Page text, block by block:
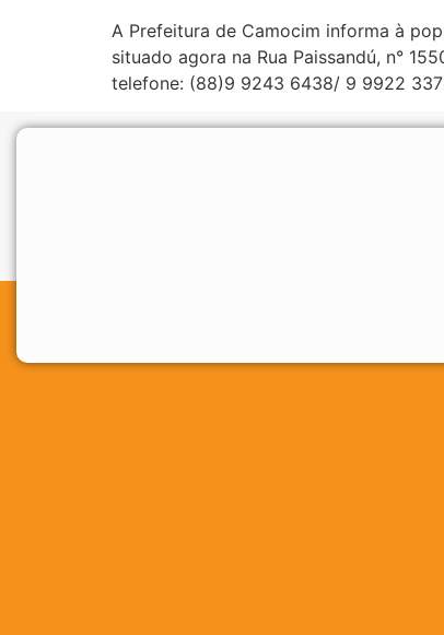
A Prefeitura de Camocim informa à
situado agora na Rua Paissandú, n°
telefone: (88)9 9243 6438/ 9 9922